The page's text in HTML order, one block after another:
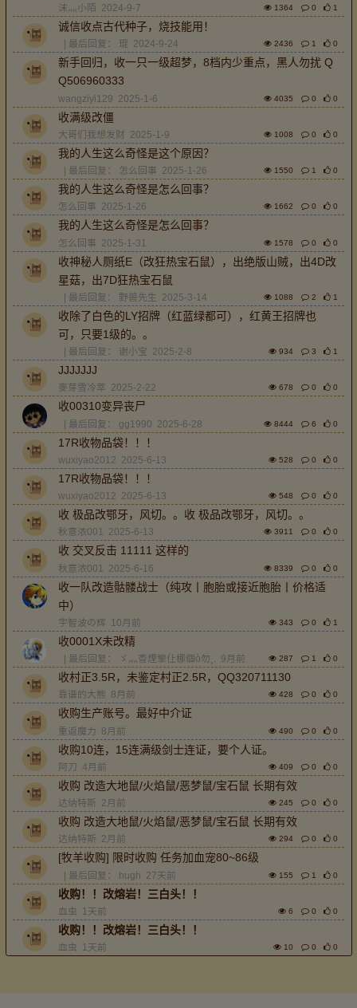
沫灬小陌 2024-9-7 1364 0 1
诚信收点古代种子，烧技能用！
| 最后回复： 琨 2024-9-24 2436 1 0
新手回归，收一只一级超梦，8档内少重点，黑人勿扰 Q
Q506960333
wangziyi129 2025-1-6 4035 0 0
收满级改僵
大哥们我想发财 2025-1-9 1008 0 0
我的人生这么奇怪是这个原因？
| 最后回复： 怎么回事 2025-1-26 1550 1 0
我的人生这么奇怪是怎么回事？
怎么回事 2025-1-26 1662 0 0
我的人生这么奇怪是怎么回事？
怎么回事 2025-1-31 1578 0 0
收神秘人厕纸E（改狂热宝石鼠），出绝版山贼，出4D改
星菇，出7D狂热宝石鼠
| 最后回复： 野兽先生 2025-3-14 1088 2 1
收除了白色的LY招牌（红蓝绿都可），红黄王招牌也
可，只要1级的。。
| 最后回复： 谢小宝 2025-2-8 934 3 1
JJJJJJJ
麥芽雪冷萃 2025-2-22 678 0 0
收00310变异丧尸
| 最后回复： gg1990 2025-6-28 8444 6 0
17R收物品袋！！！
wuxiyao2012 2025-6-13 528 0 0
17R收物品袋！！！
wuxiyao2012 2025-6-13 548 0 0
收 极品改鄂牙，风切。。收 极品改鄂牙，风切。。
秋意浓001 2025-6-13 3911 0 0
收 交叉反击 11111 这样的
秋意浓001 2025-6-16 8339 0 0
收一队改造骷髅战士（纯攻丨胞胎或接近胞胎丨价格适
中）
宇智波の辉 10月前 343 0 1
收0001X未改精
| 最后回复： ゞ灬稥煙攣仩梛個ò勿¸. 9月前 287 1 0
收村正3.5R，未鉴定村正2.5R，QQ320711130
靠谱的大熊 8月前 428 0 0
收购生产账号。最好中介证
重返魔力 8月前 490 0 0
收购10连，15连满级剑士连证，要个人证。
阿刀 4月前 409 0 0
收购 改造大地鼠/火焰鼠/恶梦鼠/宝石鼠 长期有效
达纳特斯 2月前 245 0 0
收购 改造大地鼠/火焰鼠/恶梦鼠/宝石鼠 长期有效
达纳特斯 2月前 294 0 0
[牧羊收购] 限时收购 任务加血宠80~86级
| 最后回复： hugh 27天前 155 1 0
收购！！改熔岩！三白头！！
血虫 1天前 6 0 0
收购！！改熔岩！三白头！！
血虫 1天前 10 0 0